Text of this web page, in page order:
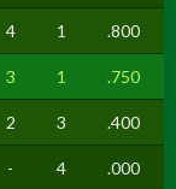
4 1 .800
3 1 .750
2 3 .400
- 4 .000